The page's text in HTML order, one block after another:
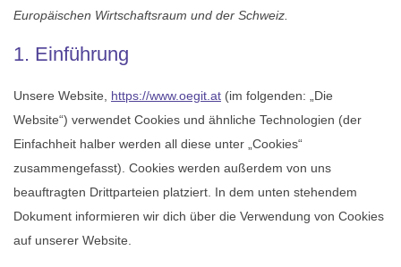
Europäischen Wirtschaftsraum und der Schweiz.
1. Einführung
Unsere Website, https://www.oegit.at (im folgenden: „Die
Website“) verwendet Cookies und ähnliche Technologien (der
Einfachheit halber werden all diese unter „Cookies“
zusammengefasst). Cookies werden außerdem von uns
beauftragten Drittparteien platziert. In dem unten stehendem
Dokument informieren wir dich über die Verwendung von Cookies
auf unserer Website.